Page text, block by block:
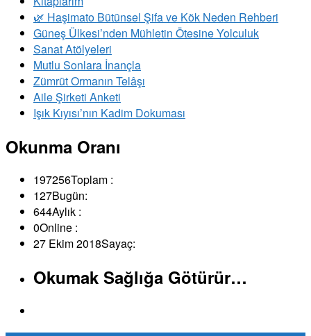
🌿 Haşimato Bütünsel Şifa ve Kök Neden Rehberi
Güneş Ülkesi’nden Mühletin Ötesine Yolculuk
Sanat Atölyeleri
Mutlu Sonlara İnançla
Zümrüt Ormanın Telâşı
Aile Şirketi Anketi
Işık Kıyısı’nın Kadim Dokuması
Okunma Oranı
197256Toplam :
127Bugün:
644Aylık :
0Online :
27 Ekim 2018Sayaç:
Okumak Sağlığa Götürür…